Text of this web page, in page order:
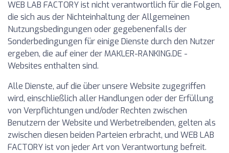
WEB LAB FACTORY ist nicht verantwortlich für die Folgen,
die sich aus der Nichteinhaltung der Allgemeinen
Nutzungsbedingungen oder gegebenenfalls der
Sonderbedingungen für einige Dienste durch den Nutzer
ergeben, die auf einer der MAKLER-RANKING.DE -
Websites enthalten sind.
Alle Dienste, auf die über unsere Website zugegriffen
wird, einschließlich aller Handlungen oder der Erfüllung
von Verpflichtungen und/oder Rechten zwischen
Benutzern der Website und Werbetreibenden, gelten als
zwischen diesen beiden Parteien erbracht, und WEB LAB
FACTORY ist von jeder Art von Verantwortung befreit.